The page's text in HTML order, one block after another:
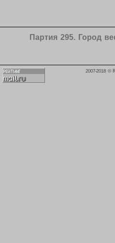
Партия 295. Город
2007-2018 ©